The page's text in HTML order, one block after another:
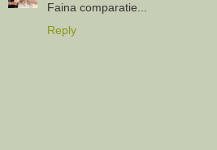
Faina comparatie...
Reply